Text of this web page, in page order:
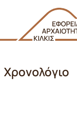
Χρονολόγιο